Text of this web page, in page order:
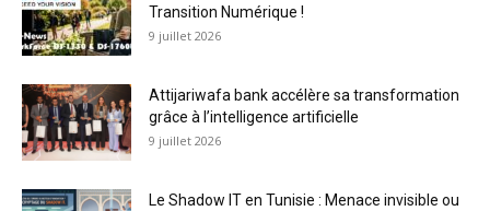
Transition Numérique !
9 juillet 2026
Attijariwafa bank accélère sa transformation
grâce à l’intelligence artificielle
9 juillet 2026
Le Shadow IT en Tunisie : Menace invisible ou